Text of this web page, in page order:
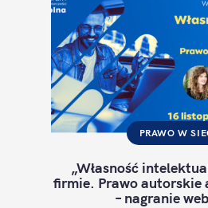
PRAWO W
„Własność
firmie. Prawo autorskie
– nagranie